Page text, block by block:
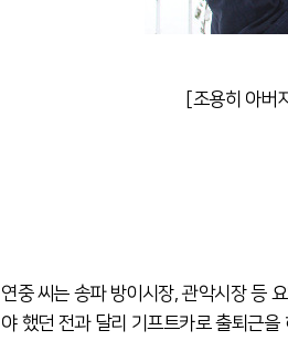
[조용히 아버
연중 씨는 송파 방이시장, 관악시장 등
야 했던 전과 달리 기프트카로 출퇴근